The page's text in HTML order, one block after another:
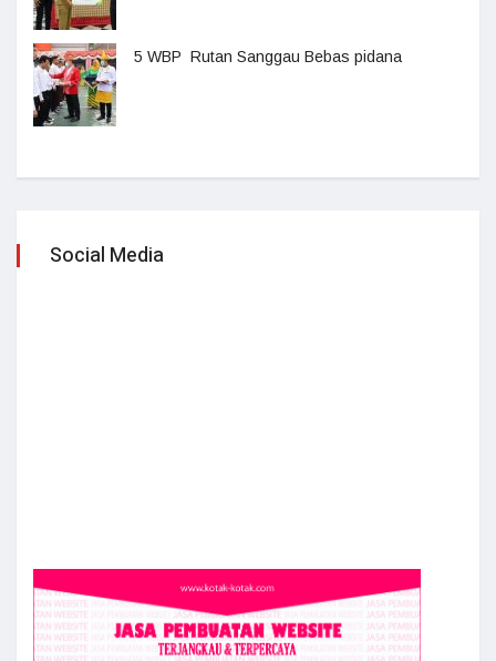
5 WBP Rutan Sanggau Bebas pidana
Social Media